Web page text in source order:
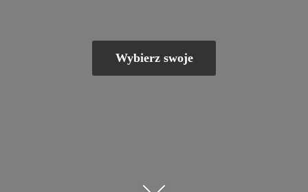
Wybierz swoje